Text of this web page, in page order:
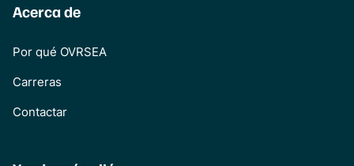
Acerca de
Por qué OVRSEA
Carreras
Contactar